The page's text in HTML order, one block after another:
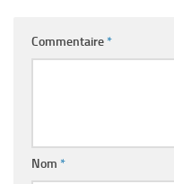
Commentaire*
Nom *